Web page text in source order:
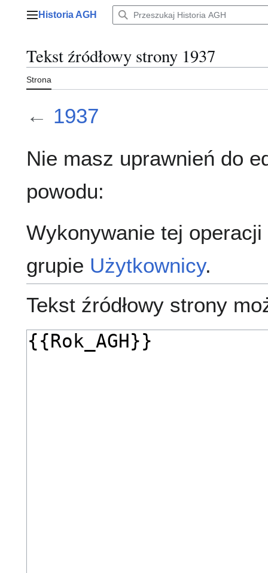
Menu główne
Historia AGH
Tekst źródłowy strony 1937
Strona
← 1937
Nie masz uprawnień do
powodu:
Wykonywanie tej
grupie Użytkownicy.
Tekst źródłowy strony